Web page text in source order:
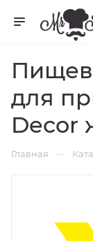
для
Decor
Главная —